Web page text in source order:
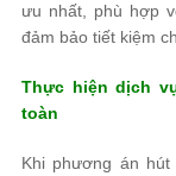
ưu nhất, phù hợp
đảm bảo tiết kiệm
Thực hiện dịch
toàn
Khi phương án